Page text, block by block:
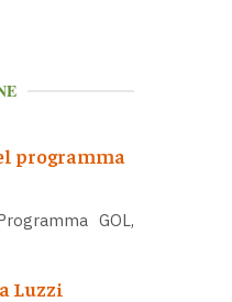
programma
GOL,
Luzzi